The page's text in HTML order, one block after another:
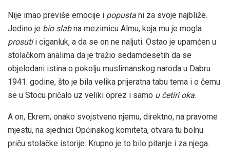
Nije imao previše emocije i popusta ni za svoje najbliže.
Jedino je bio slabna mezimicu Almu, koja mu je mogla
prosutii ciganluk, a da se on ne naljuti. Ostao je upamćen u
stolačkom analima da je tražio sedamdesetih da se
objelodani istina o pokolju muslimanskog naroda u Dabru
1941. godine, što je bila velika prijeratna tabu tema i o čemu
se u Stocu pričalo uz veliki oprez i samo u četiri oka.
A on, Ekrem, onako svojstveno njemu, direktno, na pravome
mjestu, na sjednici Općinskog komiteta, otvara tu bolnu
priču stolačke istorije. Krupno je to bilo pitanje i za njega.